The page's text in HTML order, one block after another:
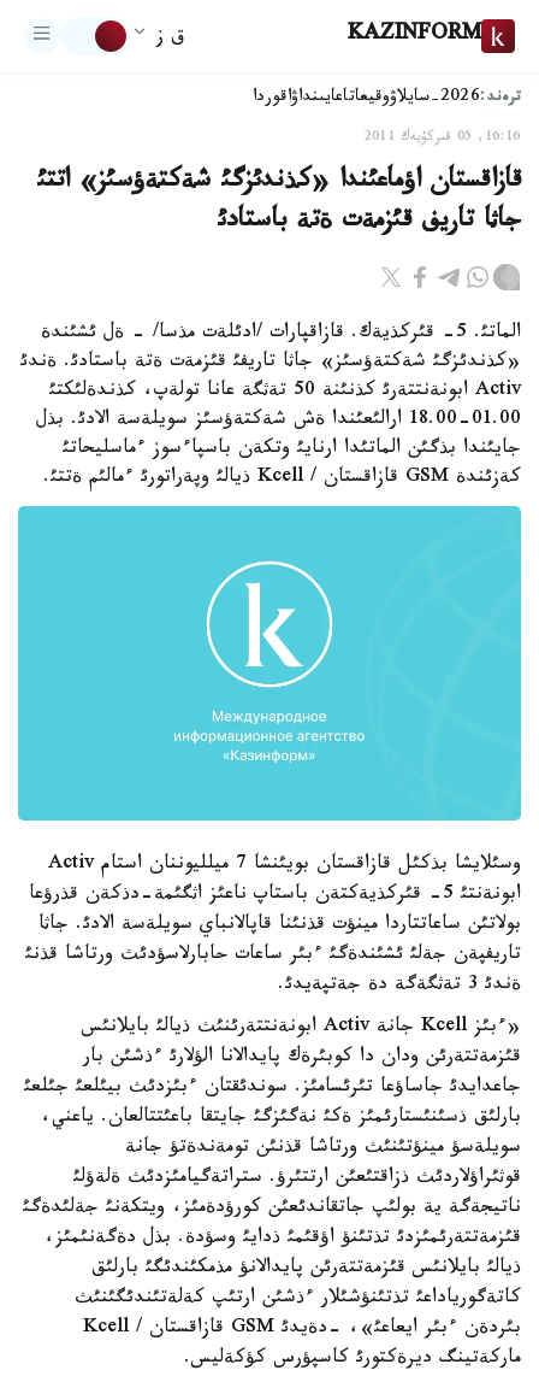
KAZINFORM ق ز
ترەند:2026-سايلاۋ وقيعاتاعايىنداۋاقوردا
16:16, 05 قىركۇيەك 2011
قازاقستان اؤماعئندا «كذندئزگئ شةكتةؤسئز» اتتئ
جاثا تاريف قئزمةت ةتة باستادئ
الماتئ. 5- قئركذيةك. قازاقپارات /ادئلةت مذسا/ - ةل ئشئندة
«كذندئزگئ شةكتةؤسئز» جاثا تاريفئ قئزمةت ةتة باستادئ. ةندئ
Activ ابونةنتتةرئ كذنئنة 50 تةثگة عانا تولةپ، كذندةلئكتئ
01.00-18.00 ارالئعئندا ةش شةكتةؤسئز سويلةسة الادئ. بذل
جايئندا بذگئن الماتئدا ارنايئ وتكةن باسپاءسوز ءماسليحاتئ
كةزئندة GSM قازاقستان / Kcell ذيالئ وپةراتورئ ءمالئم ةتتئ.
وسئلايشا بذكئل قازاقستان بويئنشا 7 ميلليوننان استام Activ
ابونةنتئ 5- قئركذيةكتةن باستاپ ناعئز اثگئمة-دذكةن قذرؤعا
بولاتئن ساعاتتاردا مينؤت قذنئنا قاپالانباي سويلةسة الادئ. جاثا
تاريفپةن جةلئ ئشئندةگئ ءبئر ساعات حابارلاسؤدئث ورتاشا قذنئ
ةندئ 3 تةثگةگة دة جةتپةيدئ.
«ءبئز Kcell جانة Activ ابونةنتتةرئنئث ذيالئ بايلانئس
قئزمةتتةرئن ودان دا كوبئرةك پايدالانا الؤلارئ ءذشئن بار
جاعدايدئ جاساؤعا تئرئسامئز. سوندئقتان ءبئزدئث بيئلعئ جئلعئ
بارلئق ذسئنئستارئمئز ةكئ نةگئزگئ جايتقا باعئتتالعان. ياعني،
سويلةسؤ مينؤتئنئث ورتاشا قذنئن تومةندةتؤ جانة
قوثئراؤلاردئث ذزاقتئعئن ارتتئرؤ. ستراتةگيامئزدئث ةلةؤلئ
ناتيجةگة ية بولئپ جاتقاندئعئن كورؤدةمئز، ويتكةنئ جةلئدةگئ
قئزمةتتةرئمئزدئ تذتئنؤ اؤقئمئ ذدايئ وسؤدة. بذل دةگةنئمئز،
ذيالئ بايلانئس قئزمةتتةرئن پايدالانؤ مذمكئندئگئ بارلئق
كاتةگورياداعئ تذتئنؤشئلار ءذشئن ارتئپ كةلةتئندئگئنئث
بئردةن ءبئر ايعاعئ»، -دةيدئ GSM قازاقستان / Kcell
ماركةتينگ ديرةكتورئ كاسپؤرس كؤكةليس.